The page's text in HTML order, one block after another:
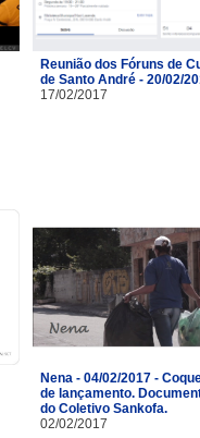
Reunião dos Fóruns de
de Santo André - 20/02/
17/02/2017
Nena - 04/02/2017 -
de lançamento.
do Coletivo Sankofa.
02/02/2017